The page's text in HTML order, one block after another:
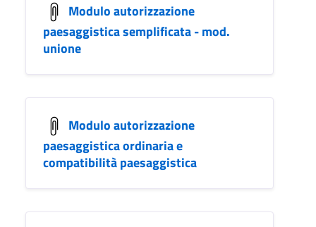
Modulo autorizzazione
paesaggistica semplificata - mod.
unione
Modulo autorizzazione
paesaggistica ordinaria e
compatibilità paesaggistica